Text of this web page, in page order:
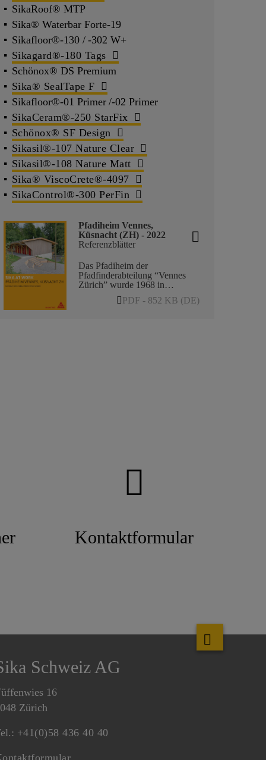
SikaRoof® MTP
Sika® Waterbar Forte-19
Sikafloor®-130 / -302 W+
Sikagard®-180 Tags
Schönox® DS Premium
Sika® SealTape F
Sikafloor®-01 Primer /-02 Primer
SikaCeram®-250 StarFix
Schönox® SF Design
Sikasil®-107 Nature Clear
Sikasil®-108 Nature Matt
Sika® ViscoCrete®-4097
SikaControl®-300 PerFin
Pfadiheim Vennes,
Küsnacht (ZH) - 2022
Referenzblätter
Das Pfadiheim der
Pfadfinderabteilung “Vennes
Zürich” wurde 1968 in
Itschnach am Rande des
Küsnachter Tobels erbaut. Seit
PDF - 852 KB (DE)
Kontaktformular
Schweiz AG
16
Zürich
+41(0)58 436 40 40